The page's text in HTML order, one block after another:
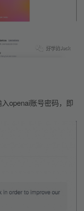
openai账号密码，即